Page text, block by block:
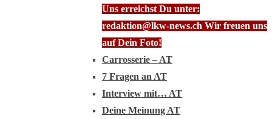
Uns erreichst Du unter:
redaktion@lkw-news.ch Wir freuen uns
auf Dein Foto!
Carrosserie – AT
7 Fragen an AT
Interview mit… AT
Deine Meinung AT